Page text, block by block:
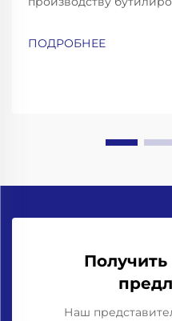
эффективности
ПОДРОБНЕЕ
Получить
Наш